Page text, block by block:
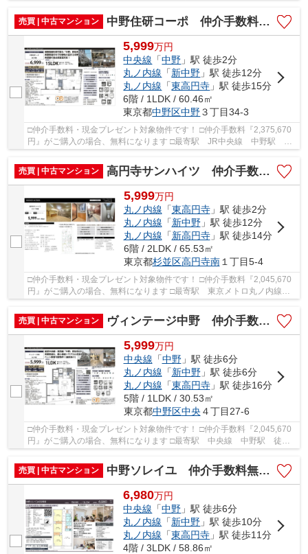
売買 | 中古マンション
中野住研コーポ 仲介手数料無料＋40万円現金プレゼント中
5,999万円
中央線 「中野 」駅 徒歩2分
丸ノ内線 「新中野 」駅 徒歩12分
丸ノ内線 「東高円寺 」駅 徒歩15分
6階 / 1LDK / 60.46㎡
東京都中野区中野３丁目34-3
□仲介手数料・現金プレゼント対象物件です！ □仲介手数料『2,375,670
円』がご購入の場合、無料になります □最寄駅 JR中央線 中野駅 徒
売買 | 中古マンション
高円寺サンハイツ 仲介手数料無料＋15万円現金プレゼント中
5,999万円
丸ノ内線 「東高円寺」駅 徒歩2分
丸ノ内線 「新中野」駅 徒歩12分
丸ノ内線 「新高円寺」駅 徒歩14分
6階 / 2LDK / 65.53㎡
東京都杉並区高円寺南１丁目5-4
□仲介手数料・現金プレゼント対象物件です！ □仲介手数料『2,045,670
円』がご購入の場合、無料になります □最寄駅 東京メトロ丸ノ内線
東高円寺駅 徒歩約2分 □リノベーション物件 □...
売買 | 中古マンション
ヴィンテージ中野 仲介手数料無料＋15万円現金プレゼント中
5,999万円
中央線 「中野」駅 徒歩6分
丸ノ内線 「新中野」駅 徒歩6分
丸ノ内線 「東高円寺」駅 徒歩16分
5階 / 1LDK / 30.53㎡
東京都中野区中央 ４丁目27-6
□仲介手数料・現金プレゼント対象物件です！ □仲介手数料『2,045,670
円』がご購入の場合、無料になります □最寄駅 中央線 中野駅 徒歩
約6分 □リノベーション物件 □総武中央線・東西...
売買 | 中古マンション
中野ソレイユ 仲介手数料無料＋40万円現金プレゼント中
6,980万円
中央線 「中野 」駅 徒歩6分
丸ノ内線 「新中野 」駅 徒歩10分
丸ノ内線 「東高円寺 」駅 徒歩11分
4階 / 3LDK / 58.86㎡